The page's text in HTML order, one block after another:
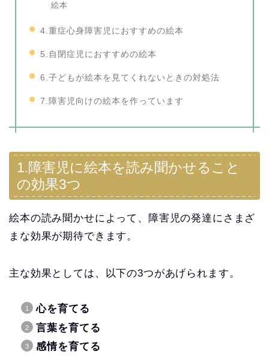
絵本
4.重症心身障害児におすすめの絵本
5.自閉症児におすすめの絵本
6.子どもが絵本を見てくれないときの対処法
7.障害児向けの絵本を作っています
1.障害児に絵本を読み聞かせること
の効果3つ
絵本の読み聞かせによって、障害児の発達にさまざ
まな効果が期待できます。
主な効果としては、以下の3つがあげられます。
心を育てる
言葉を育てる
感情を育てる